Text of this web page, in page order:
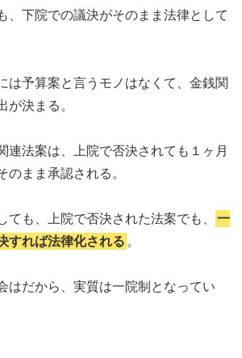
、下院での議決がそのまま法律として
は予算案と言うモノはなくて、金銭関
が決まる。
連法案は、上院で否決されても１ヶ月
のまま承認される。
ても、上院で否決された法案でも、
一
すれば法律化される 。
はだから、実質は一院制となってい